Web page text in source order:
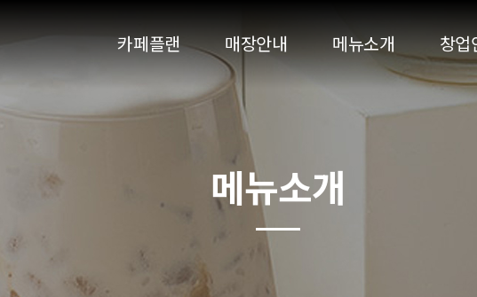
카페플랜
브랜드스토리
매장안내 메뉴소개 창업
메뉴소개